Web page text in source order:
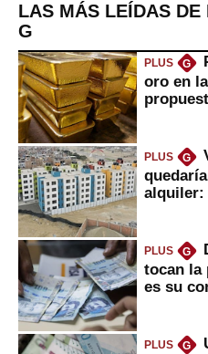
LAS MÁS LEÍDAS DE
G
PLUS G
oro en
PLUS G
alquiler:
PLUS G
tocan la
es su
PLUS G